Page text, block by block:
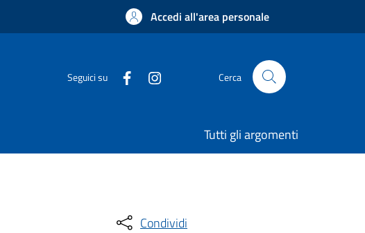
Accedi all'area personale
Seguici su Cerca
Tutti gli argomenti
Condividi